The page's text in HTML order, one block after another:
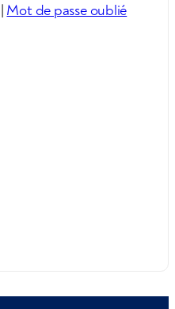
| Mot de passe oublié